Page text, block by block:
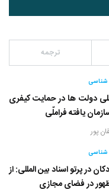
ترجمه
شناسی
دولت ها در حمایت کیفری
یافته فراملّی
پور
شناسی
در پرتو اسناد بین المللی: از
در فضای مجازی